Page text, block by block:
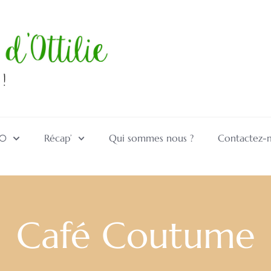
Récap’ Qui sommes nous ? Contactez-
Café Coutume